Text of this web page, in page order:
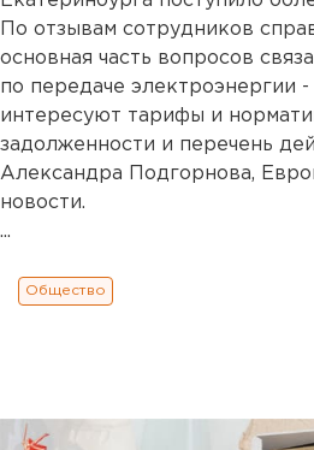
По отзывам сотрудников
основная часть вопросов
по передаче электроэнергии
интересуют тарифы и
задолженности и перечень
Александра Подгорнова,
новости.
...
Общество